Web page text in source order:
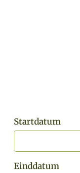
Startdatum
Einddatum